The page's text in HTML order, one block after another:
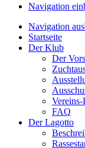
Navigation
Navigation
Startseite
Der Klub
Der
FAQ
Der Lagotto